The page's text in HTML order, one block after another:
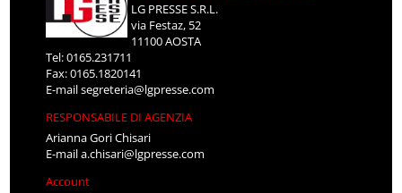
LG PRESSE S.R.L.
via Festaz, 52
11100 AOSTA
Tel: 0165.231711
Fax: 0165.1820141
E-mailsegreteria@lgpresse.com
RESPONSABILE DI AGENZIA
Arianna Gori Chisari
E-maila.chisari@lgpresse.com
Account